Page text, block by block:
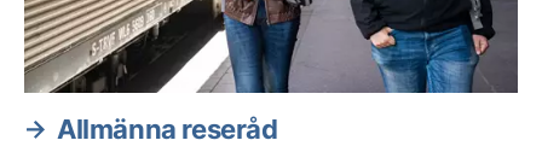
Allmänna reseråd